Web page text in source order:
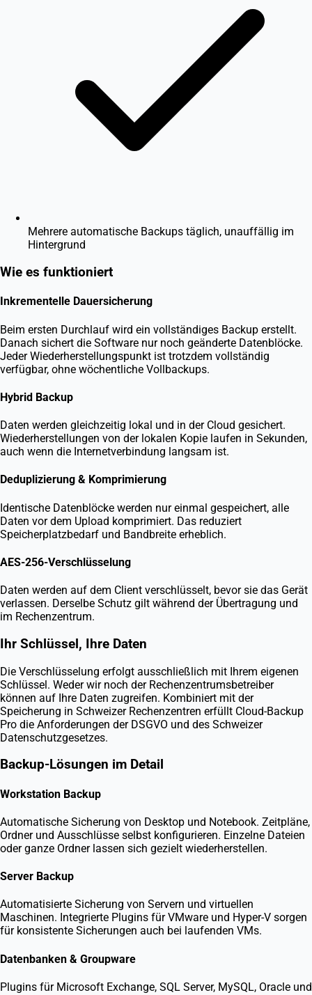
Mehrere automatische Backups täglich, unauffällig im
Hintergrund
Wie es funktioniert
Inkrementelle Dauersicherung
Beim ersten Durchlauf wird ein vollständiges Backup erstellt.
Danach sichert die Software nur noch geänderte Datenblöcke.
Jeder Wiederherstellungspunkt ist trotzdem vollständig
verfügbar, ohne wöchentliche Vollbackups.
Hybrid Backup
Daten werden gleichzeitig lokal und in der Cloud gesichert.
Wiederherstellungen von der lokalen Kopie laufen in Sekunden,
auch wenn die Internetverbindung langsam ist.
Deduplizierung & Komprimierung
Identische Datenblöcke werden nur einmal gespeichert, alle
Daten vor dem Upload komprimiert. Das reduziert
Speicherplatzbedarf und Bandbreite erheblich.
AES-256-Verschlüsselung
Daten werden auf dem Client verschlüsselt, bevor sie das Gerät
verlassen. Derselbe Schutz gilt während der Übertragung und
im Rechenzentrum.
Ihr Schlüssel, Ihre Daten
Die Verschlüsselung erfolgt ausschließlich mit Ihrem eigenen
Schlüssel. Weder wir noch der Rechenzentrumsbetreiber
können auf Ihre Daten zugreifen. Kombiniert mit der
Speicherung in Schweizer Rechenzentren erfüllt Cloud-Backup
Pro die Anforderungen der DSGVO und des Schweizer
Datenschutzgesetzes.
Backup-Lösungen im Detail
Workstation Backup
Automatische Sicherung von Desktop und Notebook. Zeitpläne,
Ordner und Ausschlüsse selbst konfigurieren. Einzelne Dateien
oder ganze Ordner lassen sich gezielt wiederherstellen.
Server Backup
Automatisierte Sicherung von Servern und virtuellen
Maschinen. Integrierte Plugins für VMware und Hyper-V sorgen
für konsistente Sicherungen auch bei laufenden VMs.
Datenbanken & Groupware
Plugins für Microsoft Exchange, SQL Server, MySQL, Oracle und